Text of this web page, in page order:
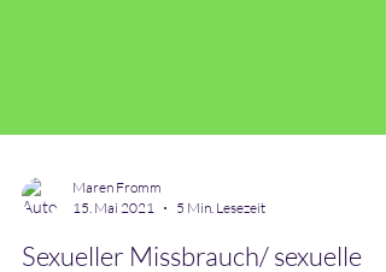
15. Mai 2021
5 Min. Lesezeit